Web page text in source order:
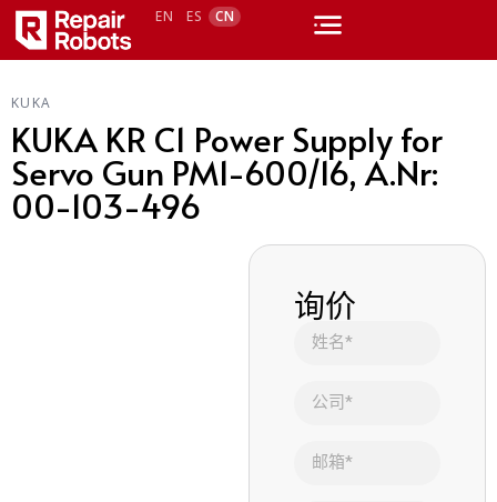
EN ES CN
KUKA
KUKA KR C1 Power Supply for
Servo Gun PM1-600/16, A.Nr:
00-103-496
询价